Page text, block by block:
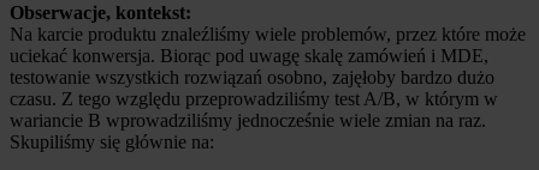
Obserwacje, kontekst:
Na karcie produktu znaleźliśmy wiele problemów, przez które może
uciekać konwersja. Biorąc pod uwagę skalę zamówień i MDE,
testowanie wszystkich rozwiązań osobno, zajęłoby bardzo dużo
czasu. Z tego względu przeprowadziliśmy test A/B, w którym w
wariancie B wprowadziliśmy jednocześnie wiele zmian na raz.
Skupiliśmy się głównie na: